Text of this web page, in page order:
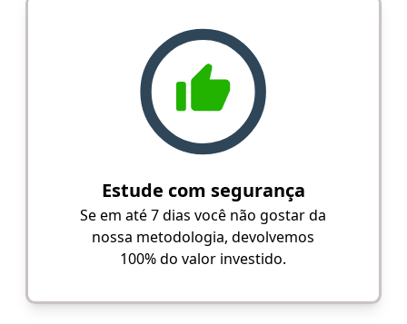
Estude com segurança
Se em até 7 dias você não gostar da
nossa metodologia, devolvemos
100% do valor investido.